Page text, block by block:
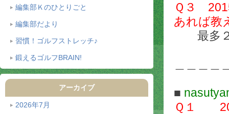
編集部Ｋのひとりごと
編集部だより
習慣！ゴルフストレッチ♪
鍛えるゴルフBRAIN!
アーカイブ
2026年7月
Ｑ３
あれば教
最多２
■
Ｑ１